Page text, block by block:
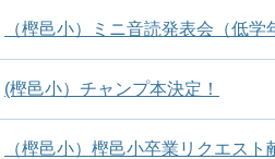
（樫邑小）ミニ音読発表会（低学
(樫邑小）チャンプ本決定！
（樫邑小）樫邑小卒業リクエスト